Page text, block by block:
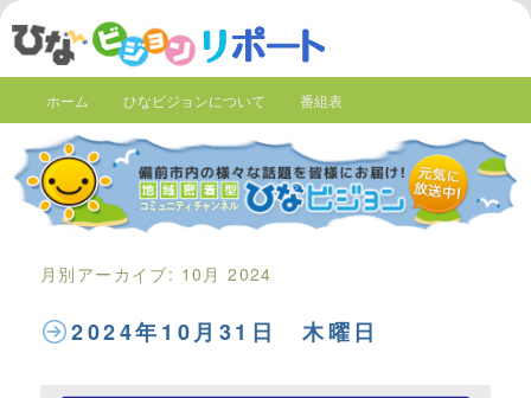
ホーム ひなビジョンについて 番組表
月別アーカイブ: 10月 2024
2024年10月31日 木曜日